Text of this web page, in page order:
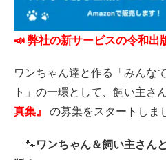
📣 弊社の新サービスの令和出
ワンちゃん達と作る「みんな
ト」の一環として、飼い主さ
真集』
の募集をスタートしま
🐾ワンちゃん＆飼い主さん